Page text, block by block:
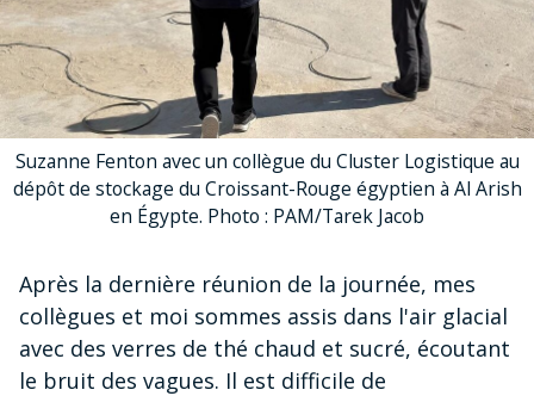
Suzanne Fenton avec un collègue du Cluster Logistique au
dépôt de stockage du Croissant-Rouge égyptien à Al Arish
en Égypte. Photo : PAM/Tarek Jacob
Après la dernière réunion de la journée, mes
collègues et moi sommes assis dans l'air glacial
avec des verres de thé chaud et sucré, écoutant
le bruit des vagues. Il est difficile de